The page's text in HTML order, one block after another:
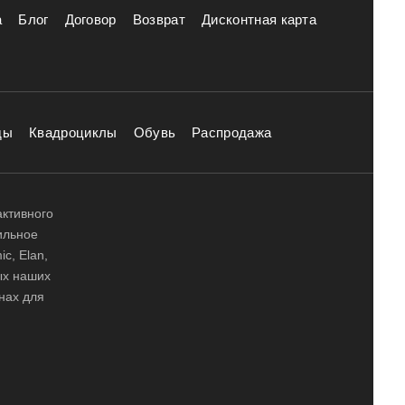
Блог Договор Возврат Дисконтная карта
Квадроциклы Обувь Распродажа
Elan,
наших
для